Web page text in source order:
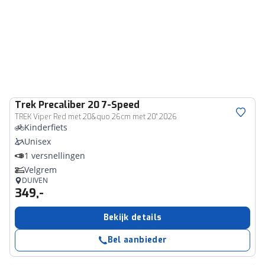
Trek Precaliber 20 7-Speed
TREK Viper Red met 20&quo 26cm met 20" 2026
Kinderfiets
Unisex
1 versnellingen
Velgrem
DUIVEN
349,-
Bekijk details
Bel aanbieder